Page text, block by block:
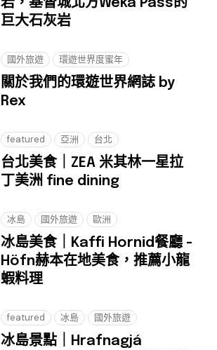
岩，基督城北方Weka Pass的
巨大石灰岩
國外旅遊 環遊世界度蜜年
關於我們的環遊世界網誌 by
Rex
featured 亞洲 台北
台北美食｜ZEA 米其林一星拉
丁美洲 fine dining
冰島 國外旅遊 歐洲
冰島美食｜Kaffi Hornid餐廳 -
Höfn赫本在地美食，推薦小龍
蝦料理
featured 冰島 國外旅遊
冰島景點｜Hrafnagjá